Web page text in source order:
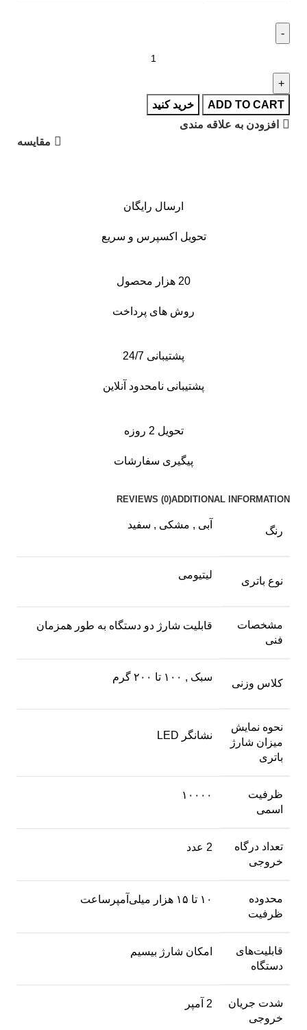
ADD TO CART
خرید کنید
افزودن به علاقه مندی
مقایسه
ارسال رایگان
تحویل اکسپرس و سریع
20 هزار محصول
روش های پرداخت
پشتیبانی 24/7
پشتیبانی نامحدود آنلاین
تحویل 2 روزه
پیگیری سفارشات
ADDITIONAL INFORMATION
REVIEWS (0)
رنگ
آبی , مشکی , سفید
نوع باتری
لیتیومی
مشخصات
فنی
قابلیت شارژ دو دستگاه به طور همزمان
کلاس وزنی
سبک , ۱۰۰ تا ۲۰۰ گرم
نحوه نمایش
میزان شارژ
باتری
نشانگر LED
ظرفیت
اسمی
۱۰۰۰۰
تعداد درگاه
خروجی
2 عدد
محدوده
ظرفیت
۱۰ تا ۱۵ هزار میلی‌آمپر‌ساعت
قابلیت‌های
دستگاه
امکان شارژ بیسیم
شدت جریان
خروجی
2 آمپر